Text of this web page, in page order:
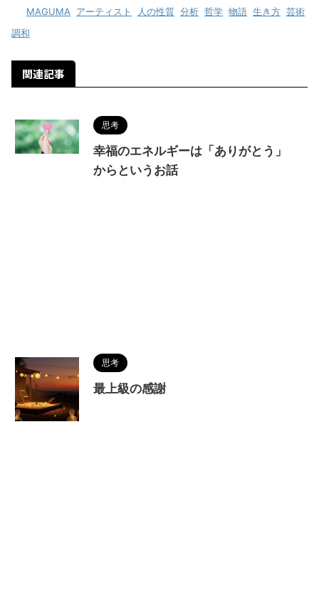
MAGUMA アーティスト 人の性質 分析 哲学 物語 生き方 芸術
調和
関連記事
思考
幸福のエネルギーは「ありがとう」
からというお話
思考
最上級の感謝